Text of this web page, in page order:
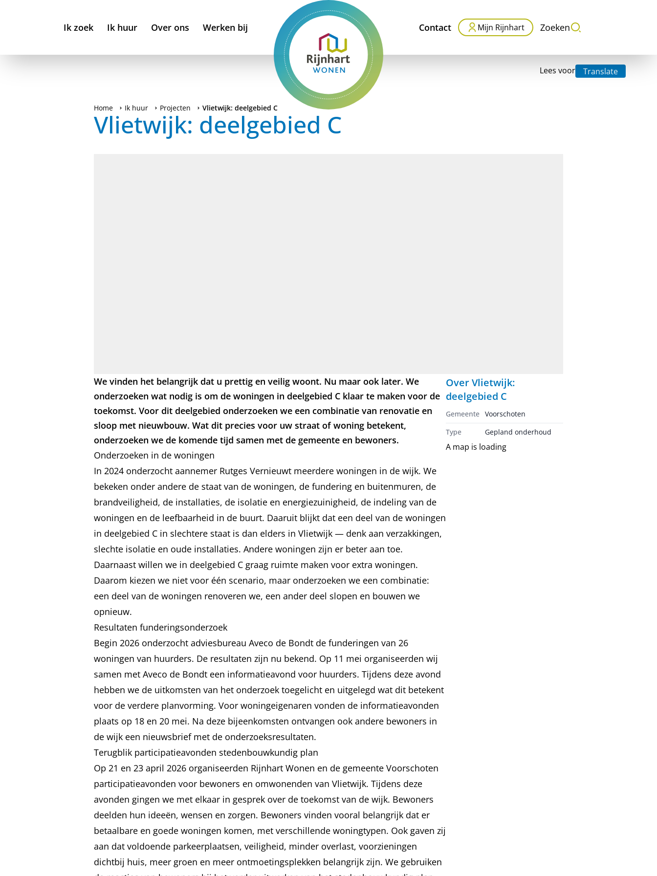
Ik zoek Ik huur Over ons Werken bij Contact Mijn Rijnhart Zoeken
Lees voor Translate
Home Ik huur Projecten Vlietwijk: deelgebied C
Vlietwijk: deelgebied C
We vinden het belangrijk dat u prettig en veilig woont. Nu maar ook later. We
onderzoeken wat nodig is om de woningen in deelgebied C klaar te maken voor de
toekomst. Voor dit deelgebied onderzoeken we een combinatie van renovatie en
sloop met nieuwbouw. Wat dit precies voor uw straat of woning betekent,
onderzoeken we de komende tijd samen met de gemeente en bewoners.
Onderzoeken in de woningen
In 2024 onderzocht aannemer Rutges Vernieuwt meerdere woningen in de wijk. We
bekeken onder andere de staat van de woningen, de fundering en buitenmuren, de
brandveiligheid, de installaties, de isolatie en energiezuinigheid, de indeling van de
woningen en de leefbaarheid in de buurt. Daaruit blijkt dat een deel van de woningen
in deelgebied C in slechtere staat is dan elders in Vlietwijk — denk aan verzakkingen,
slechte isolatie en oude installaties. Andere woningen zijn er beter aan toe.
Daarnaast willen we in deelgebied C graag ruimte maken voor extra woningen.
Daarom kiezen we niet voor één scenario, maar onderzoeken we een combinatie:
een deel van de woningen renoveren we, een ander deel slopen en bouwen we
opnieuw.
Resultaten funderingsonderzoek
Begin 2026 onderzocht adviesbureau Aveco de Bondt de funderingen van 26
woningen van huurders. De resultaten zijn nu bekend. Op 11 mei organiseerden wij
samen met Aveco de Bondt een informatieavond voor huurders. Tijdens deze avond
hebben we de uitkomsten van het onderzoek toegelicht en uitgelegd wat dit betekent
voor de verdere planvorming. Voor woningeigenaren vonden de informatieavonden
plaats op 18 en 20 mei. Na deze bijeenkomsten ontvangen ook andere bewoners in
de wijk een nieuwsbrief met de onderzoeksresultaten.
Terugblik participatieavonden stedenbouwkundig plan
Op 21 en 23 april 2026 organiseerden Rijnhart Wonen en de gemeente Voorschoten
participatieavonden voor bewoners en omwonenden van Vlietwijk. Tijdens deze
avonden gingen we met elkaar in gesprek over de toekomst van de wijk. Bewoners
deelden hun ideeën, wensen en zorgen. Bewoners vinden vooral belangrijk dat er
betaalbare en goede woningen komen, met verschillende woningtypen. Ook gaven zij
aan dat voldoende parkeerplaatsen, veiligheid, minder overlast, voorzieningen
dichtbij huis, meer groen en meer ontmoetingsplekken belangrijk zijn. We gebruiken
OverVlietwijk:
deelgebied C
Gemeente Voorschoten
Type
Gepland onderhoud
A map is loading